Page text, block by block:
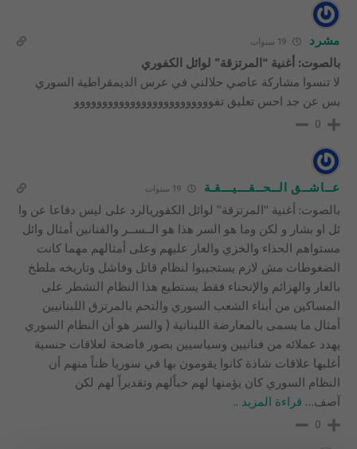
مشرد
بالصوت: أغنية “المرتزقة” لوائل الكفوري
لا تنسوا مشاركة عاصي حلالني في عرس الديمقراطية السوري
بس عن جد احس تعليق تفووووووووووووووووووووووووو
0
عــاشــق الــحــقـــيـــقـة
بالصوت: أغنية “المرتزقة” لوائل الكفوريالرد على ليس دفاعا عن وا
ئل او بشار و لكن وما هو السر هذا هو الــســر والفنانين أمثال وائل
مستواهم الحذاء والخزي والعار عليهم وعلى أمثالهم مهما كانت
الضغوطات مش لازم يستجيبوا لنظام قاتل وفاشل وتاريخه ملطخ
بالعار والهزائم والإنحناء فقط يستطيع هذا النظام التشطر على
المساكين من أبناء الشعب السوري والتحم بالمرتزق اللبنانيين
أمثال ما يسمى بالمعارضة اللبنانية ( والسر هو أن النظام السوري
يهدد عملائه من فنانيين وسياسيين بصور فاضحة لعلاقات جنسية
أغلبها علاقات شاذة كانوا يقومون بها في سوريا ظناً منهم أن
النظام السوري كان يؤمنها لهم حباًلهم وتقديراً لهم لكن
آصف… قراءة المزيد ..
0